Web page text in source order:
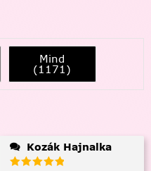
Mind
(1171)
Kozák Hajnalka